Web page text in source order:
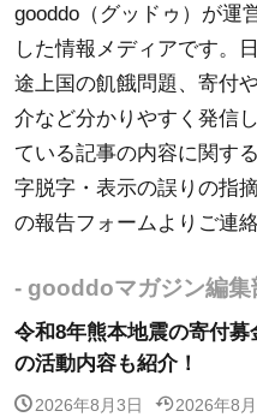
gooddo（グッドゥ）が運
した情報メディアです。
途上国の飢餓問題、寄付
介など分かりやすく発信
ている記事の内容に関す
字脱字・表示の誤りの指
の報告フォームよりご連
- gooddoマガジン編集
令和8年熊本地震の寄付
の活動内容も紹介！
2026年8月3日 2026年8